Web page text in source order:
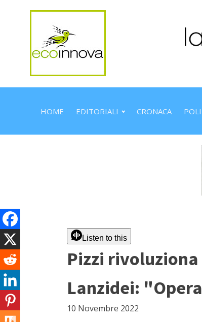
HOME EDITORIALI CRONACA
Listen to this
Pizzi
Lanzidei:
10 Novembre 2022